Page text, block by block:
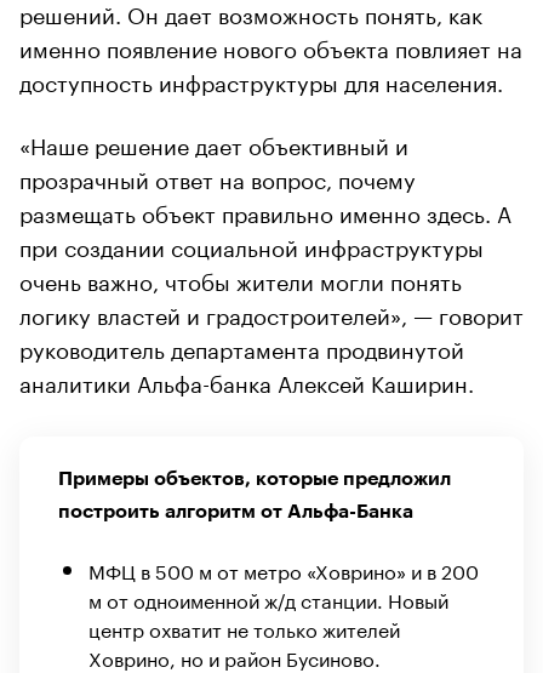
решений. Он дает возможность понять, как
именно появление нового объекта повлияет на
доступность инфраструктуры для населения.
«Наше решение дает объективный и
прозрачный ответ на вопрос, почему
размещать объект правильно именно здесь. А
при создании социальной инфраструктуры
очень важно, чтобы жители могли понять
логику властей и градостроителей», — говорит
руководитель департамента продвинутой
аналитики Альфа-банка Алексей Каширин.
Примеры объектов, которые предложил
построить алгоритм от Альфа-Банка
МФЦ в 500 м от метро «Ховрино» и в 200
м от одноименной ж/д станции. Новый
центр охватит не только жителей
Ховрино, но и район Бусиново.